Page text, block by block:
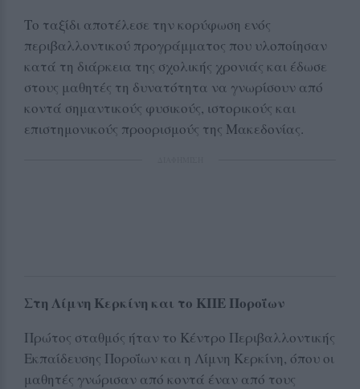
Το ταξίδι αποτέλεσε την κορύφωση ενός
περιβαλλοντικού προγράμματος που υλοποίησαν
κατά τη διάρκεια της σχολικής χρονιάς και έδωσε
στους μαθητές τη δυνατότητα να γνωρίσουν από
κοντά σημαντικούς φυσικούς, ιστορικούς και
επιστημονικούς προορισμούς της Μακεδονίας.
Στη Λίμνη Κερκίνη και το ΚΠΕ Ποροΐων
Πρώτος σταθμός ήταν το Κέντρο Περιβαλλοντικής
Εκπαίδευσης Ποροΐων και η Λίμνη Κερκίνη, όπου οι
μαθητές γνώρισαν από κοντά έναν από τους